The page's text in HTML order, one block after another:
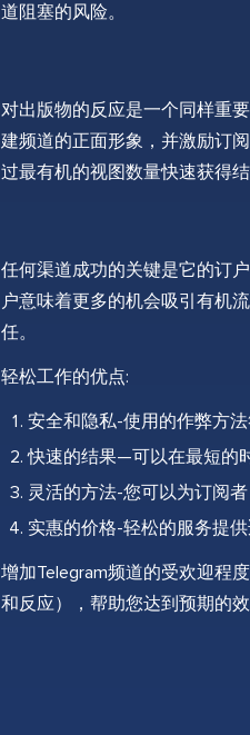
道阻塞的风险。
对出版物的反应是一个同样重
建频道的正面形象，并激励订
过最有机的视图数量快速获得结
任何渠道成功的关键是它的订
户意味着更多的机会吸引有机
任。
轻松工作的优点:
安全和隐私-使用的作弊方
快速的结果—可以在最短的
灵活的方法-您可以为订阅
实惠的价格-轻松的服务提
增加Telegram频道的受欢迎程
和反应），帮助您达到预期的